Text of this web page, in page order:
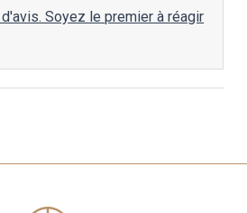
Soyez le premier à réagir